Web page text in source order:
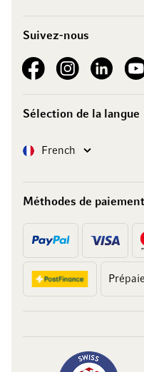
Suivez-nous
See our FacebookSee our Instagram account
See our See
Sélection de la langue
LangueFrench
Méthodes de paiement
10 francs